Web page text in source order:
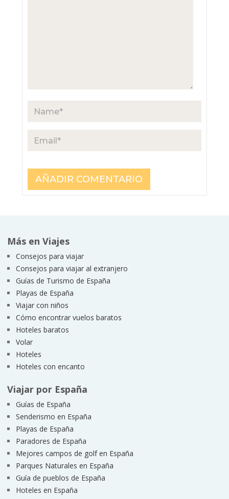
Más en Viajes
Consejos para viajar
Consejos para viajar al extranjero
Guías de Turismo de España
Playas de España
Viajar con niños
Cómo encontrar vuelos baratos
Hoteles baratos
Volar
Hoteles
Hoteles con encanto
Viajar por España
Guías de España
Senderismo en España
Playas de España
Paradores de España
Mejores campos de golf en España
Parques Naturales en España
Guía de pueblos de España
Hoteles en España